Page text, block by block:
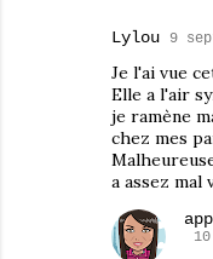
Lylou 9
Je l'ai vue
Elle a l'air
je ramène
chez mes
a assez